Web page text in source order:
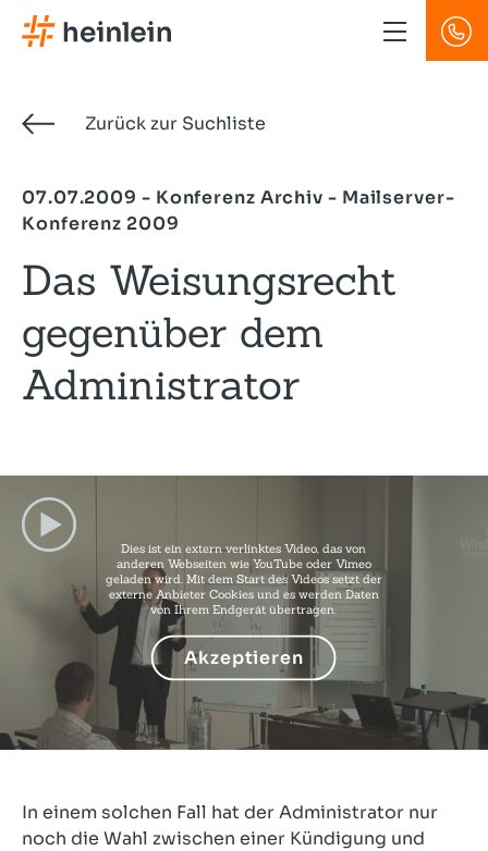
Direkt
zum
Zurück zur Suchliste
07.07.2009 - Konferenz Archiv - Mailserver-
Konferenz 2009
Das Weisungsrecht
gegenüber dem
Administrator
Dies ist ein extern verlinktes Video, das von
anderen Webseiten wie YouTube oder Vimeo
geladen wird. Mit dem Start des Videos setzt der
externe Anbieter Cookies und es werden Daten
von Ihrem Endgerät übertragen.
Akzeptieren
In einem solchen Fall hat der Administrator nur
noch die Wahl zwischen einer Kündigung und